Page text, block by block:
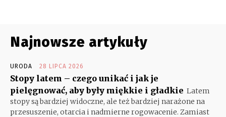
Najnowsze artykuły
URODA 28 LIPCA 2026
Stopy latem – czego unikać i jak je
pielęgnować, aby były miękkie i gładkie Latem
stopy są bardziej widoczne, ale też bardziej narażone na
przesuszenie, otarcia i nadmierne rogowacenie. Zamiast